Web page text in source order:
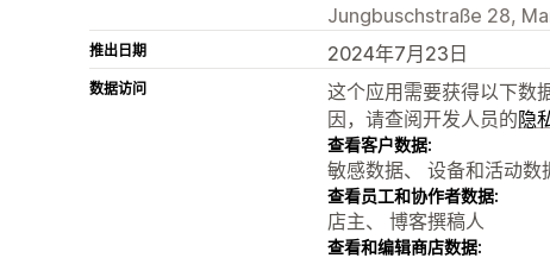
Jungbuschstraße 28,
推出日期 2024年7月23日
数据访问
这个应用需要获得以下数
因，请查阅开发人员的隐
查看客户数据:
敏感数据、 设备和活动数
查看员工和协作者数据:
店主、 博客撰稿人
查看和编辑商店数据: